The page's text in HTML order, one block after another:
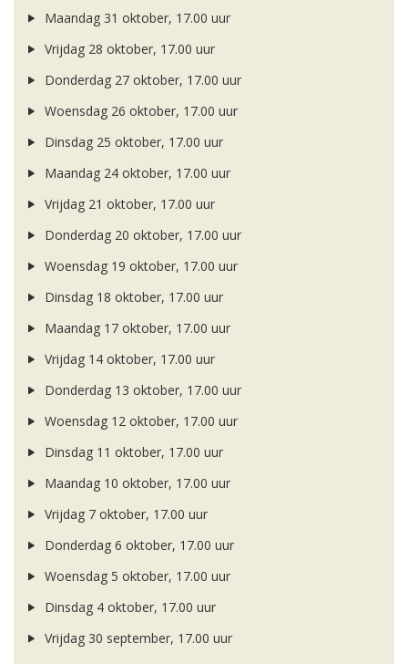
Maandag 31 oktober, 17.00 uur
Vrijdag 28 oktober, 17.00 uur
Donderdag 27 oktober, 17.00 uur
Woensdag 26 oktober, 17.00 uur
Dinsdag 25 oktober, 17.00 uur
Maandag 24 oktober, 17.00 uur
Vrijdag 21 oktober, 17.00 uur
Donderdag 20 oktober, 17.00 uur
Woensdag 19 oktober, 17.00 uur
Dinsdag 18 oktober, 17.00 uur
Maandag 17 oktober, 17.00 uur
Vrijdag 14 oktober, 17.00 uur
Donderdag 13 oktober, 17.00 uur
Woensdag 12 oktober, 17.00 uur
Dinsdag 11 oktober, 17.00 uur
Maandag 10 oktober, 17.00 uur
Vrijdag 7 oktober, 17.00 uur
Donderdag 6 oktober, 17.00 uur
Woensdag 5 oktober, 17.00 uur
Dinsdag 4 oktober, 17.00 uur
Vrijdag 30 september, 17.00 uur